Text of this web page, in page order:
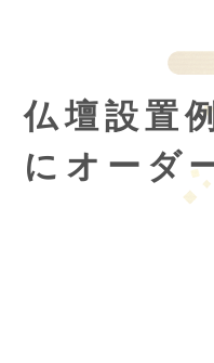
仏壇設置
にオーダ